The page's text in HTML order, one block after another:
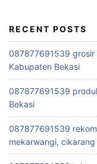
RECENT POSTS
087877691539 grosir
Kabupaten Bekasi
087877691539
Bekasi
087877691539
mekarwangi,